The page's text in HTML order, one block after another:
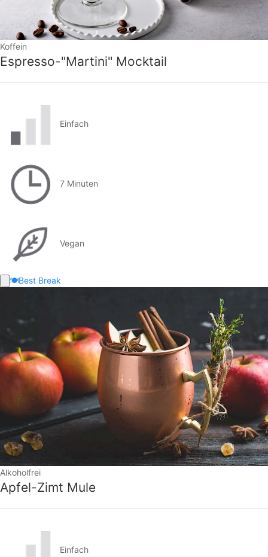
Koffein
Espresso-"Martini" Mocktail
Einfach
7 Minuten
Vegan
🍽️Best Break
Alkoholfrei
Apfel-Zimt Mule
Einfach